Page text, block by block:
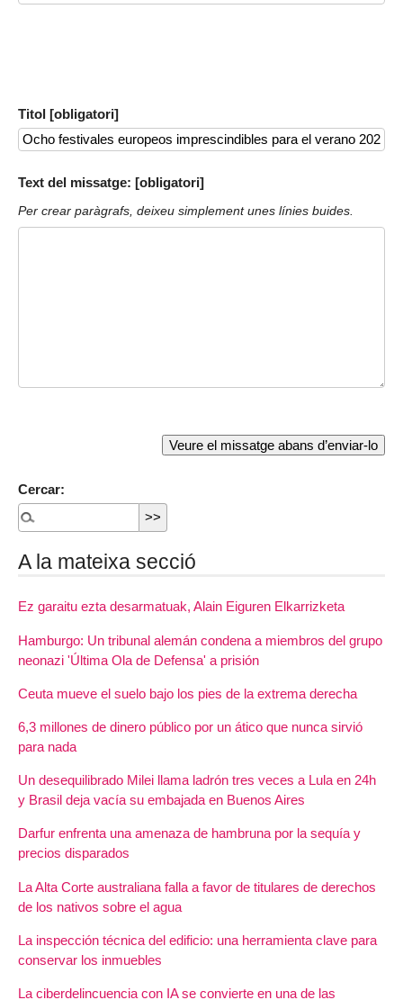
Titol [obligatori]
Text del missatge: [obligatori]
Per crear paràgrafs, deixeu simplement unes línies buides.
Cercar:
A la mateixa secció
Ez garaitu ezta desarmatuak, Alain Eiguren Elkarrizketa
Hamburgo: Un tribunal alemán condena a miembros del grupo
neonazi 'Última Ola de Defensa' a prisión
Ceuta mueve el suelo bajo los pies de la extrema derecha
6,3 millones de dinero público por un ático que nunca sirvió
para nada
Un desequilibrado Milei llama ladrón tres veces a Lula en 24h
y Brasil deja vacía su embajada en Buenos Aires
Darfur enfrenta una amenaza de hambruna por la sequía y
precios disparados
La Alta Corte australiana falla a favor de titulares de derechos
de los nativos sobre el agua
La inspección técnica del edificio: una herramienta clave para
conservar los inmuebles
La ciberdelincuencia con IA se convierte en una de las